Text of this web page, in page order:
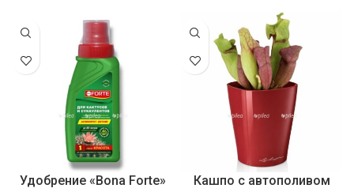
Удобрение «Bona Forte»
Кашпо с автополивом